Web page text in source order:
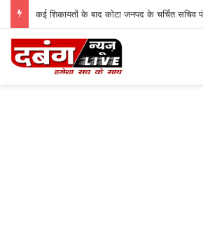
कई शिकायतों के बाद कोटा जनपद के चर्चित सचिव